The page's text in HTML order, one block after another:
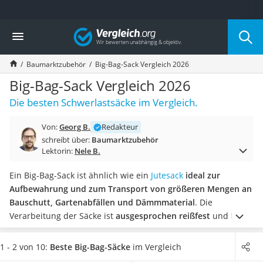
Die beliebtesten Vergleiche nach Kategorie
Baumarkt
Tresor feuerfest
Makita-Akku-Rasenmäher
Kappsäge
Smartes Türschloss
Akku-Rasentrimmer
Feuchtigkeitsmessgerät
Split-Klimaanlage 2 Innengeräte
Pelletofen
Tiefbrunnenpumpe
Fliesenschneider
Hochdruckreiniger
Doppelschleifer
Überwachungskamera
Benzinrasenmäher mit Elektrostart
Vergleich
Baumarktzubehör Big-Bag-Sack Vergleich 2026
Big-Bag-Sack Vergleich 2026
Die besten Schwerlastsäcke im Vergleich.
Von:Georg B.
Redakteur
schreibt über: Baumarktzubehör
Lektorin: Nele B.
Ein Big-Bag-Sack ist ähnlich wie ein Jutesack ideal zur
Aufbewahrung und zum Transport von größeren Mengen an
Bauschutt, Gartenabfällen und Dämmmaterial. Die
Verarbeitung der Säcke ist ausgesprochen reißfest und kann
so bis zu 1,5 Tonnen an Gewicht zuverlässig tragen. Gängige
Online-Tests von Schwerlastsäcken zeigen, dass
1 - 2 von 10: Beste Big-Bag-Säcke im Vergleich